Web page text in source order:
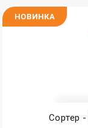
НОВИНКА
Сортер